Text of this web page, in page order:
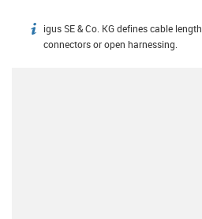
igus-icon-info
igus SE & Co. KG defines cable
connectors or open harnessing.